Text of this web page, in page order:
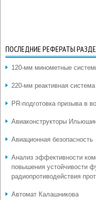
ПОСЛЕДНИЕ РЕФЕРАТЫ
120-мм минометные
220-мм реактивная система
PR-подготовка призыва в
Авиаконструкторы
Авиационная безопасность
Анализ эффективности
повышения устойчивости
радиопротиводействия
Автомат Калашникова